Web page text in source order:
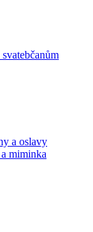
a oslavy
miminka